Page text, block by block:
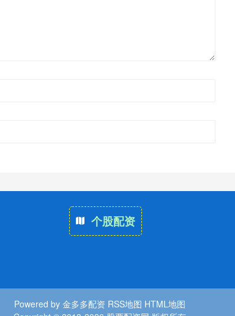
个股配资
Powered by 金多多配资 RSS地图 HTML地图